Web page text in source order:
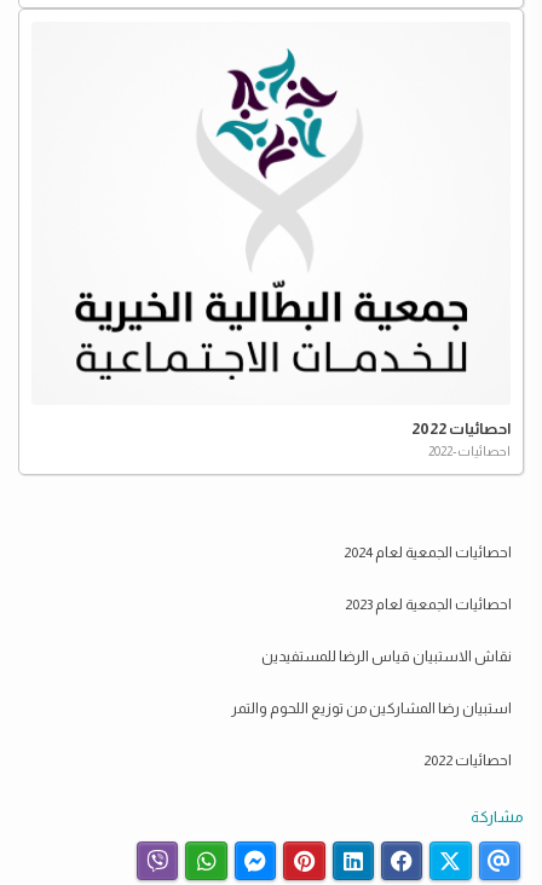
احصائيات 2022
احصائيات-2022
احصائيات الجمعية لعام 2024
احصائيات الجمعية لعام 2023
نقاش الاستبيان قياس الرضا للمستفيدين
استبيان رضا المشاركين من توزيع اللحوم والتمر
احصائيات 2022
مشاركة